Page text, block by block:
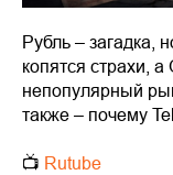
Рубль – загадка,
копятся страхи,
непопулярный
также – почему
📺 Rutube